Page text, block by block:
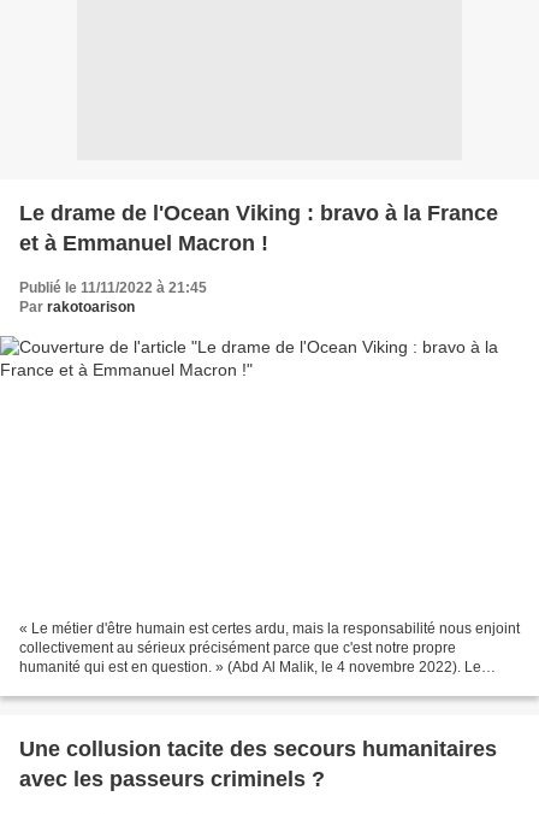
Le drame de l'Ocean Viking : bravo à la France
et à Emmanuel Macron !
Publié le 11/11/2022 à 21:45
Par rakotoarison
« Le métier d'être humain est certes ardu, mais la responsabilité nous enjoint
collectivement au sérieux précisément parce que c'est notre propre
humanité qui est en question. » (Abd Al Malik, le 4 novembre 2022). Le
Une collusion tacite des secours humanitaires
avec les passeurs criminels ?